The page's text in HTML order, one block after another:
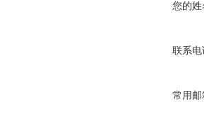
您的姓
联系电
常用邮